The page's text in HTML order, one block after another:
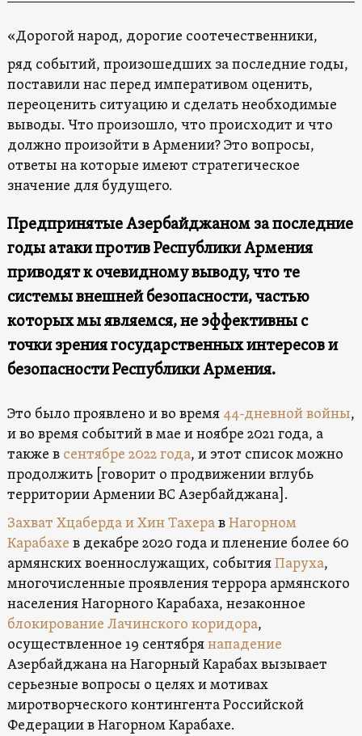
«Дорогой народ, дорогие соотечественники,
ряд событий, произошедших за последние годы,
поставили нас перед императивом оценить,
переоценить ситуацию и сделать необходимые
выводы. Что произошло, что происходит и что
должно произойти в Армении? Это вопросы,
ответы на которые имеют стратегическое
значение для будущего.
Предпринятые Азербайджаном за последние
годы атаки против Республики Армения
приводят к очевидному выводу, что те
системы внешней безопасности, частью
которых мы являемся, не эффективны с
точки зрения государственных интересов и
безопасности Республики Армения.
Это было проявлено и во время 44-дневной войны,
и во время событий в мае и ноябре 2021 года, а
также в сентябре 2022 года, и этот список можно
продолжить [говорит о продвижении вглубь
территории Армении ВС Азербайджана].
Захват Хцаберда и Хин ТахеравНагорном
Карабахе в декабре 2020 года и пленение более 60
армянских военнослужащих, событияПаруха,
многочисленные проявления террора армянского
населения Нагорного Карабаха, незаконное
блокирование Лачинского коридора,
осуществленное 19 сентябрянападение
Азербайджана на Нагорный Карабах вызывает
серьезные вопросы о целях и мотивах
миротворческого контингента Российской
Федерации в Нагорном Карабахе.